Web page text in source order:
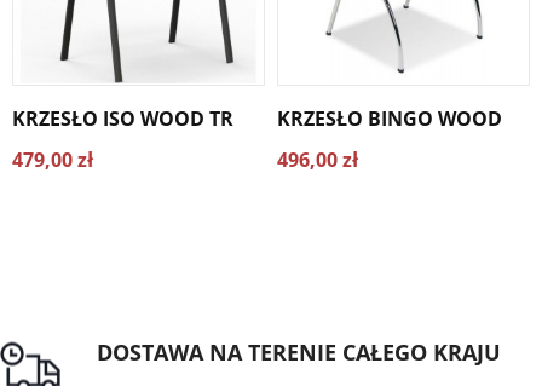
KRZESŁO ISO WOOD TR
479,00 zł
KRZESŁO BINGO WOOD
496,00 zł
DOSTAWA NA TERENIE CAŁEGO KRAJU